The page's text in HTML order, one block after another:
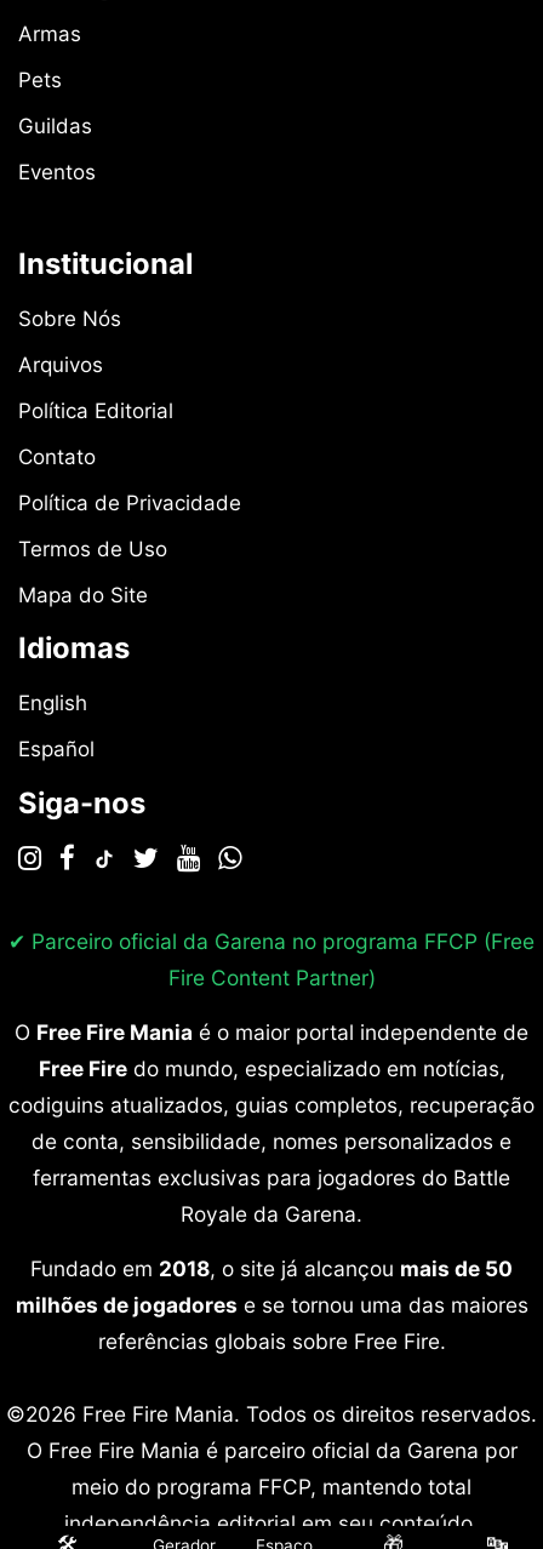
Armas
Pets
Guildas
Eventos
Institucional
Sobre Nós
Arquivos
Política Editorial
Contato
Política de Privacidade
Termos de Uso
Mapa do Site
Idiomas
English
Español
Siga-nos
✔ Parceiro oficial da Garena no programa FFCP (Free
Fire Content Partner)
O Free Fire Mania é o maior portal independente de
Free Firedo mundo, especializado em notícias,
codiguins atualizados, guias completos, recuperação
de conta, sensibilidade, nomes personalizados e
ferramentas exclusivas para jogadores do Battle
Royale da Garena.
Fundado em 2018, o site já alcançou mais de 50
milhões de jogadores e se tornou uma das maiores
referências globais sobre Free Fire.
©2026 Free Fire Mania. Todos os direitos reservados.
O Free Fire Mania é parceiro oficial da Garena por
meio do programa FFCP, mantendo total
independência editorial em seu conteúdo.
🛠️ 🎁 🔤